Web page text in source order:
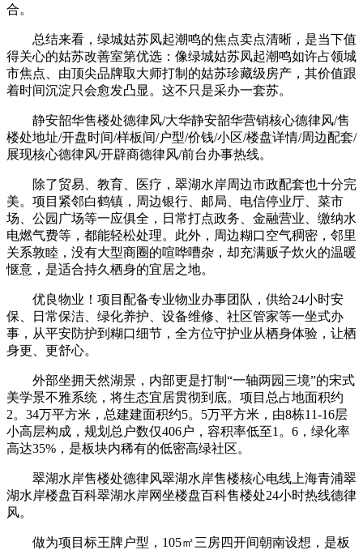
合。
总结来看，绿城姑苏凤起潮鸣的焦点卖点清晰，是当下值
得关心的姑苏改善室第优选：像绿城姑苏凤起潮鸣如许占领城
市焦点、由顶尖品牌取大师打制的姑苏珍藏级房产，其价值跟
着时间沉淀只会愈发凸显。这不只是采办一套苏。
静安韶华售楼处德律风/大华静安韶华营销核心德律风/售
楼处地址/开盘时间/样板间/户型/价钱/小区/楼盘详情/周边配套/
展现核心德律风/开辟商德律风/前台办事热线。
除了贸易、教育、医疗，翠湖水岸周边市政配套也十分完
美。项目紧邻白鹤镇，周边银行、邮局、电信停业厅、菜市
场、公园广场等一应俱全，日常打点政务、金融营业、缴纳水
电燃气费等，都能轻松处理。此外，周边糊口空气稠密，邻里
关系敦睦，没有大型商圈的喧哗嘈杂，却充满贩子炊火的温暖
惬意，是适合持久栖身的宜居之地。
优良物业！项目配备专业物业办事团队，供给24小时安
保、日常保洁、绿化养护、设备维修、社区管家等一坐式办
事，从平安防护到糊口细节，全方位守护业从栖身体验，让栖
身更、更舒心。
外部坐拥天然湖景，内部更是打制“一轴两园三境”的宋式
美学景不雅系统，将生态宜居贯彻到底。项目总占地面积约
2。34万平方米，总建建面积约5。5万平方米，由8栋11-16层
小高层构成，规划总户数仅406户，容积率低至1。6，绿化率
高达35%，是板块内稀有的低密高绿社区。
翠湖水岸售楼处德律风翠湖水岸售楼核心电线上海青浦翠
湖水岸楼盘百科翠湖水岸网坐楼盘百科售楼处24小时热线德律
风。
做为项目标王牌户型，105㎡三房四开间朝南设想，是板